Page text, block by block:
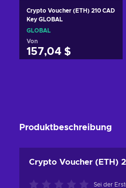
Crypto Voucher (ETH) 210 CAD
Key GLOBAL
GLOBAL
Von
157,04 $
Produktbeschreibung
Crypto Voucher (ETH)
Sei der